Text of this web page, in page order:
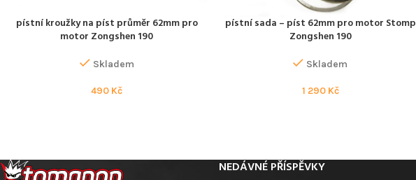
PŘIDAT DO KOŠÍKU
pístní kroužky na píst průměr 62mm pro
motor Zongshen 190
Skladem
490 Kč
PŘIDAT DO KOŠÍKU
pístní sada – píst 62mm pro motor Stomp
Zongshen 190
Skladem
1 290 Kč
NEDÁVNÉ PŘÍSPĚVKY